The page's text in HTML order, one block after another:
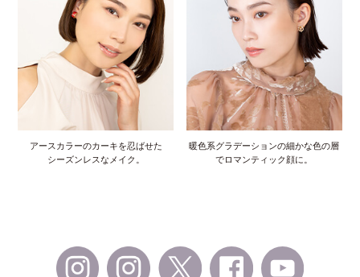
アースカラーのカーキを忍ばせた
シーズンレスなメイク。
暖色系グラデーションの細かな色の層
でロマンティック顔に。